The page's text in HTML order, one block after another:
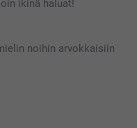
ikinä haluat!
noihin arvokkaisiin